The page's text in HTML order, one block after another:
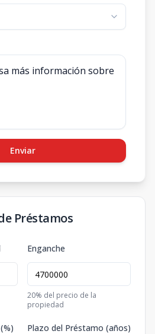
Enviar
Préstamos
Enganche
20% del precio de la
propiedad
Plazo del Préstamo (años)